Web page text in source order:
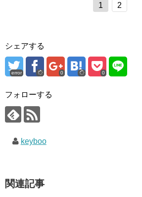
1 2
シェアする
error 0 0
フォローする
keyboo
関連記事